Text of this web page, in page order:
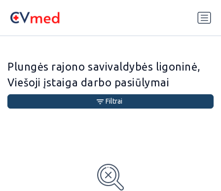
Plungės rajono savivaldybės ligoninė,
Viešoji įstaiga darbo pasiūlymai
Filtrai